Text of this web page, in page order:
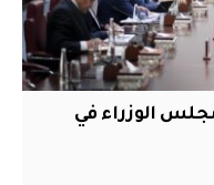
الوزراء في